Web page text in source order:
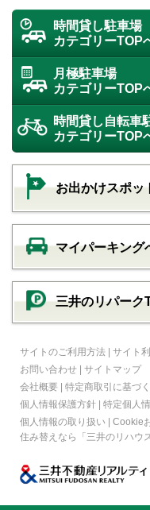
時間貸し駐車場
カテゴリーTOP
月極駐車場
カテゴリーTOP
時間貸し自転車
カテゴリーTOP
お出かけスポッ
マイパーキング
三井のリパーク
サイトのご利用方法 | サイト
お問い合わせ | サイトマップ
会社概要 | 特定商取引に基づ
個人情報保護方針 | 特定個人
個人情報の取り扱い | Cookie
住み替えなら
「三井のリハウ